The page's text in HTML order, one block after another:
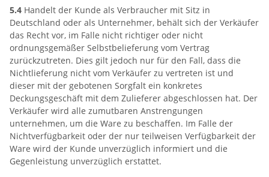
5.4 Handelt der Kunde als Verbraucher mit Sitz in
Deutschland oder als Unternehmer, behält sich der Verkäufer
das Recht vor, im Falle nicht richtiger oder nicht
ordnungsgemäßer Selbstbelieferung vom Vertrag
zurückzutreten. Dies gilt jedoch nur für den Fall, dass die
Nichtlieferung nicht vom Verkäufer zu vertreten ist und
dieser mit der gebotenen Sorgfalt ein konkretes
Deckungsgeschäft mit dem Zulieferer abgeschlossen hat. Der
Verkäufer wird alle zumutbaren Anstrengungen
unternehmen, um die Ware zu beschaffen. Im Falle der
Nichtverfügbarkeit oder der nur teilweisen Verfügbarkeit der
Ware wird der Kunde unverzüglich informiert und die
Gegenleistung unverzüglich erstattet.